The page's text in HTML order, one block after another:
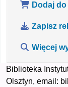
Dodaj
Zapisz
Więcej
Biblioteka
Olsztyn, email: